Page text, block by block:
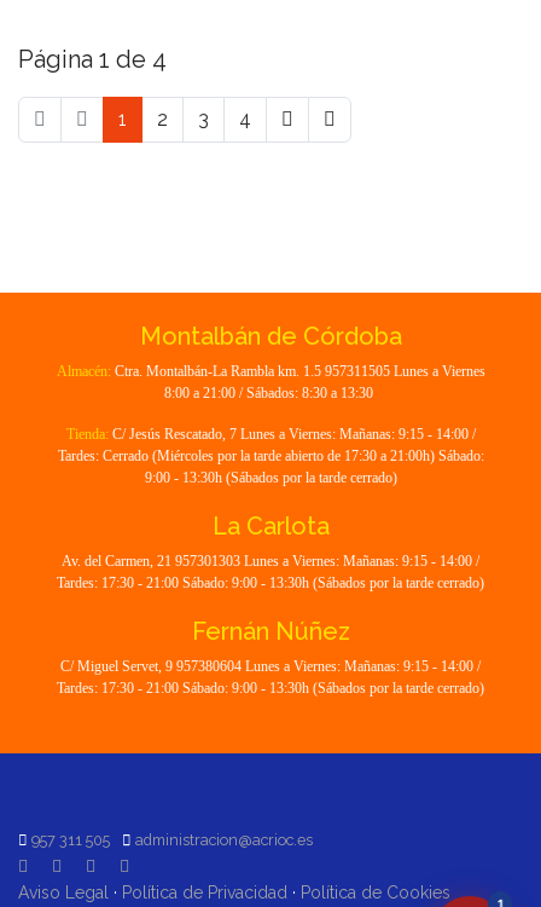
Página 1 de 4
1 2 3 4
Montalbán de Córdoba
Almacén: Ctra. Montalbán-La Rambla km. 1.5 957311505 Lunes a Viernes
8:00 a 21:00 / Sábados: 8:30 a 13:30
Tienda: C/ Jesús Rescatado, 7 Lunes a Viernes: Mañanas: 9:15 - 14:00 /
Tardes: Cerrado (Miércoles por la tarde abierto de 17:30 a 21:00h) Sábado:
9:00 - 13:30h (Sábados por la tarde cerrado)
La Carlota
Av. del Carmen, 21 957301303 Lunes a Viernes: Mañanas: 9:15 - 14:00 /
Tardes: 17:30 - 21:00 Sábado: 9:00 - 13:30h (Sábados por la tarde cerrado)
Fernán Núñez
C/ Miguel Servet, 9 957380604 Lunes a Viernes: Mañanas: 9:15 - 14:00 /
Tardes: 17:30 - 21:00 Sábado: 9:00 - 13:30h (Sábados por la tarde cerrado)
957 311 505 administracion@acrioc.es
Aviso Legal · Política de Privacidad · Política de Cookies
1